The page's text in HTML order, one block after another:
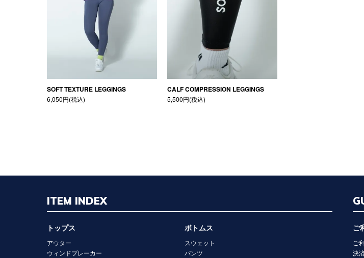
SOFT TEXTURE LEGGINGS
6,050円(税込)
CALF COMPRESSION LEGGINGS
5,500円(税込)
ITEM INDEX
トップス
アウター
ウィンドブレーカー
ボトムス
スウェット
パンツ
ご
ご
決